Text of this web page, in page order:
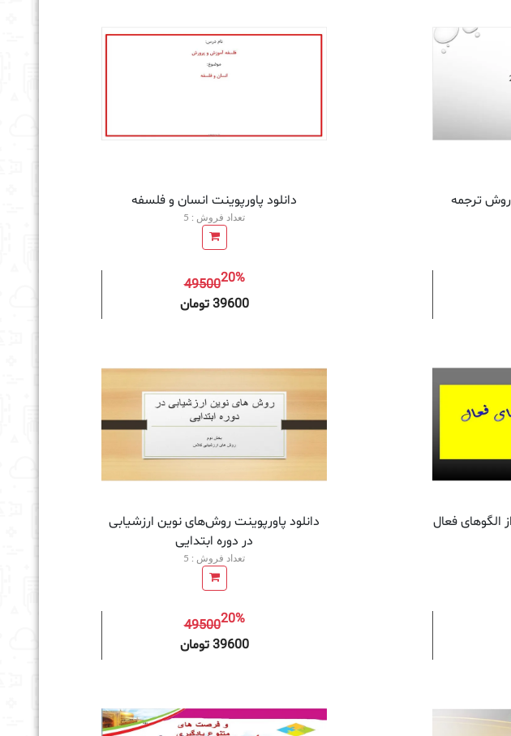
روش ترجمه دانلود پاورپوینت انسان و فلسفه
تعداد فروش : 5
4950020%
39600 تومان
الگوهای فعال
دانلود پاورپوینت روش‌های نوین ارزشیابی
در دوره ابتدایی
تعداد فروش : 5
4950020%
39600 تومان